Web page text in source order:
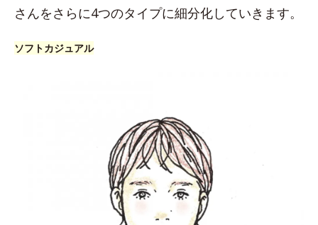
さんをさらに4つのタイプに細分化していきます。
ソフトカジュアル